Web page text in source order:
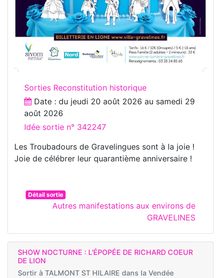
Sorties Reconstitution historique
Date : du jeudi 20 août 2026 au samedi 29
août 2026
Idée sortie n° 342247
Les Troubadours de Gravelingues sont à la joie !
Joie de célébrer leur quarantième anniversaire !
Détail sortie
Autres manifestations aux environs de
GRAVELINES
SHOW NOCTURNE : L'ÉPOPÉE DE RICHARD COEUR
DE LION
Sortir à TALMONT ST HILAIRE dans la Vendée